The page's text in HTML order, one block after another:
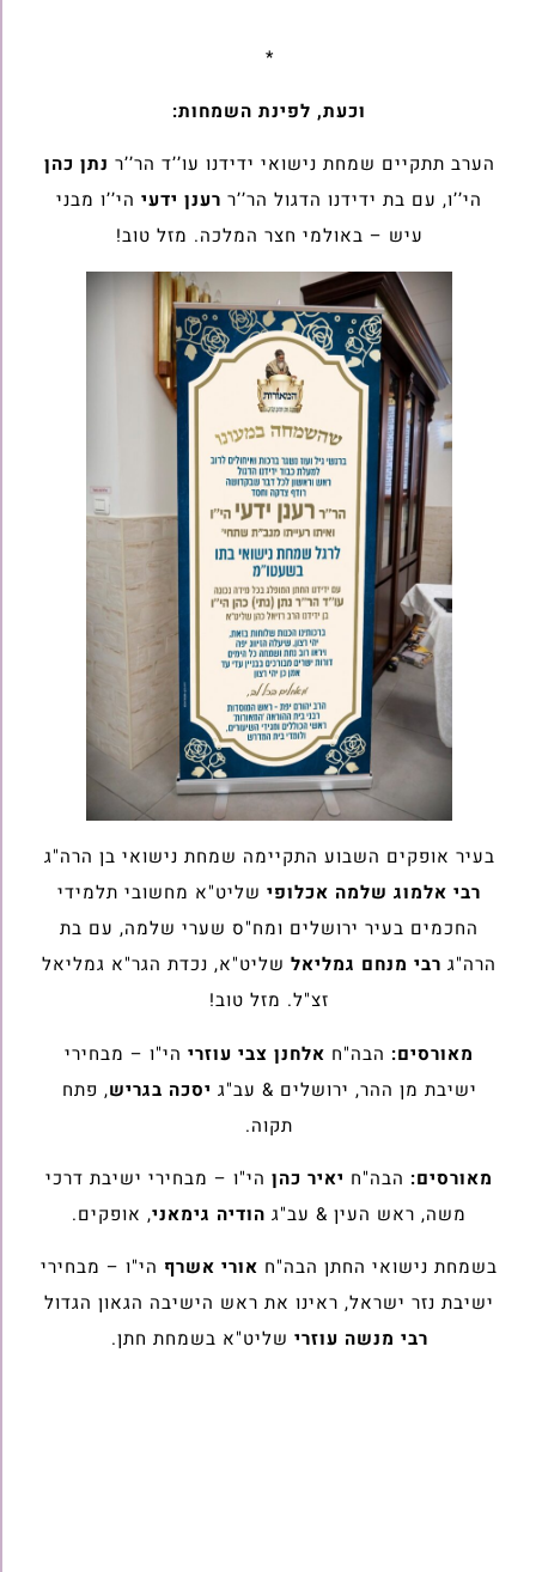
*
וכעת, לפינת השמחות:
הערב תתקיים שמחת נישואי ידידנו עו’’ד הר’’ר נתן כהן
הי’’ו, עם בת ידידנו הדגול הר’’ר רענן ידעי הי’’ו מבני
עיש – באולמי חצר המלכה. מזל טוב!
בעיר אופקים השבוע התקיימה שמחת נישואי בן הרה"ג
רבי אלמוג שלמה אכלופי שליט"א מחשובי תלמידי
החכמים בעיר ירושלים ומח"ס שערי שלמה, עם בת
הרה"ג רבי מנחם גמליאל שליט"א, נכדת הגר"א גמליאל
זצ"ל. מזל טוב!
מאורסים: הבה"ח אלחנן צבי עוזרי הי"ו – מבחירי
ישיבת מן ההר, ירושלים & עב"ג יסכה בגריש, פתח
תקוה.
מאורסים: הבה"ח יאיר כהן הי"ו – מבחירי ישיבת דרכי
משה, ראש העין & עב"ג הודיה גימאני, אופקים.
בשמחת נישואי החתן הבה"ח אורי אשרף הי"ו – מבחירי
ישיבת נזר ישראל, ראינו את ראש הישיבה הגאון הגדול
רבי מנשה עוזרי שליט"א בשמחת חתן.